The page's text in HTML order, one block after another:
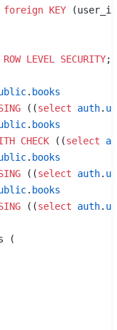
foreign KEY
ROW LEVEL SECURITY;
. books
((select auth.
. books
CHECK ((select
. books
((select auth.
. books
((select auth.
(